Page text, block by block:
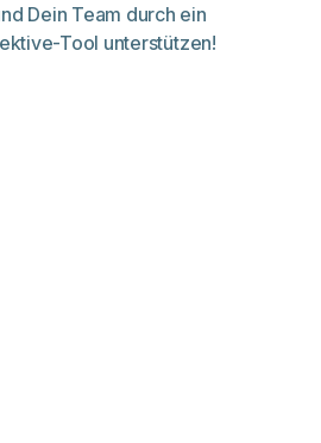
Dein Team durch ein
Tool unterstützen!